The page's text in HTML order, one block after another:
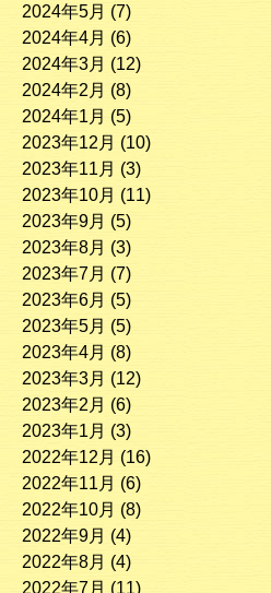
2024年5月 (7)
2024年4月 (6)
2024年3月 (12)
2024年2月 (8)
2024年1月 (5)
2023年12月 (10)
2023年11月 (3)
2023年10月 (11)
2023年9月 (5)
2023年8月 (3)
2023年7月 (7)
2023年6月 (5)
2023年5月 (5)
2023年4月 (8)
2023年3月 (12)
2023年2月 (6)
2023年1月 (3)
2022年12月 (16)
2022年11月 (6)
2022年10月 (8)
2022年9月 (4)
2022年8月 (4)
2022年7月 (11)